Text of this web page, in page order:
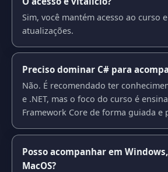
Sim, você mantém acesso ao curso
atualizações.
Preciso dominar C# para
Não. É recomendado ter
e .NET, mas o foco do curso é
Framework Core de forma guiada e
Posso acompanhar em
MacOS?